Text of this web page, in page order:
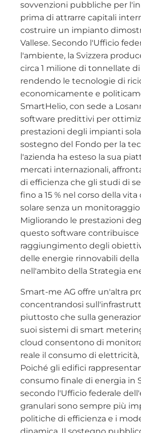
sovvenzioni pubbliche per
prima di attrarre capitali
costruire un impianto
Vallese. Secondo l'Ufficio
l'ambiente, la Svizzera
circa 1 milione di tonnellate
rendendo le tecnologie di
economicamente e
SmartHelio, con sede a
software predittivi per
prestazioni degli impianti
sostegno del Fondo per la
l'azienda ha esteso la sua
mercati internazionali,
di efficienza che gli studi di
fino a 15 % nel corso della
solare senza un monitoraggio
Migliorando le prestazioni
questo software contribuisce
raggiungimento degli
delle energie rinnovabili della
nell'ambito della Strategia
Smart-me AG offre un'altra
concentrandosi
piuttosto che sulla
suoi sistemi di smart
cloud consentono di
reale il consumo di elettricità,
Poiché gli edifici
consumo finale di energia in
secondo l'Ufficio federale
granulari sono sempre più
politiche di efficienza e i